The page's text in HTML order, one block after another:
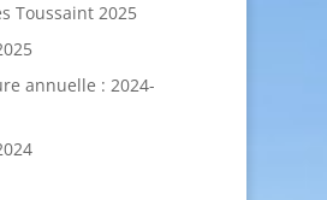
Toussaint 2025
annuelle : 2024-